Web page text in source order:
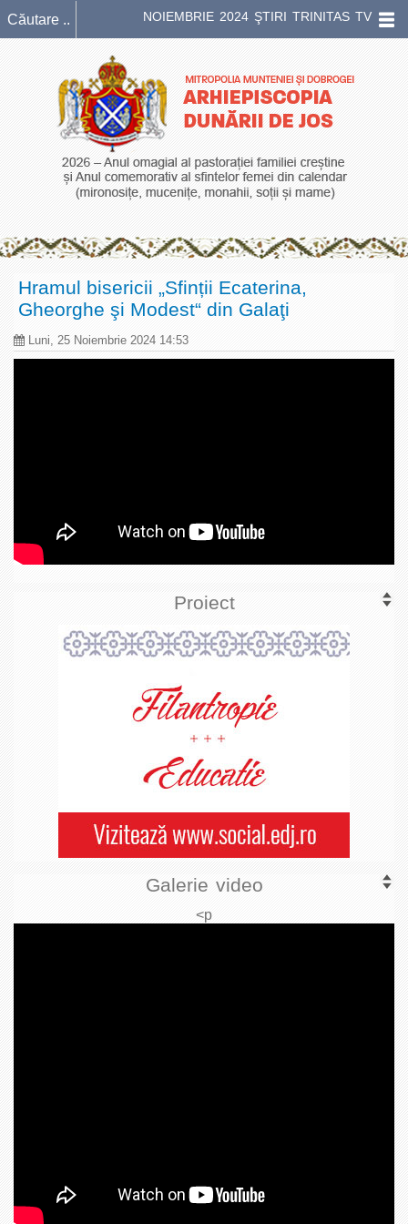
NOIEMBRIE 2024 ŞTIRI TRINITAS TV
Hramul bisericii „Sfinții Ecaterina,
Gheorghe şi Modest“ din Galaţi
Luni, 25 Noiembrie 2024 14:53
Proiect
Galerie video
<p